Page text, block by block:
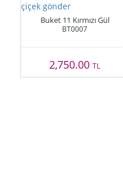
Buket 11 Kırmızı Gül
BT0007
2,750.00TL